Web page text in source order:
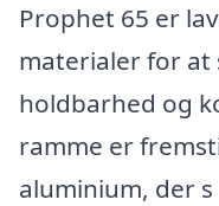
Prophet 65 er
materialer for at
holdbarhed og
ramme er
aluminium, der s